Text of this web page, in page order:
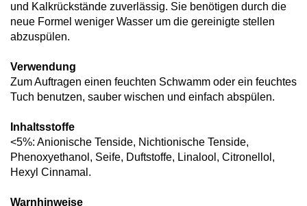
und Kalkrückstände zuverlässig. Sie benötigen durch die
neue Formel weniger Wasser um die gereinigte stellen
abzuspülen.
Verwendung
Zum Auftragen einen feuchten Schwamm oder ein feuchtes
Tuch benutzen, sauber wischen und einfach abspülen.
Inhaltsstoffe
<5%: Anionische Tenside, Nichtionische Tenside,
Phenoxyethanol, Seife, Duftstoffe, Linalool, Citronellol,
Hexyl Cinnamal.
Warnhinweise